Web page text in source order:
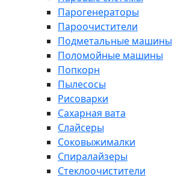
Парогенераторы
Пароочистители
Подметальные машины
Поломойные машины
Попкорн
Пылесосы
Рисоварки
Сахарная вата
Слайсеры
Соковыжималки
Спиралайзеры
Стеклоочистители